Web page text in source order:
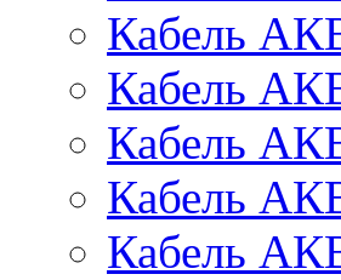
Кабель
Кабель
Кабель
Кабель
Кабель